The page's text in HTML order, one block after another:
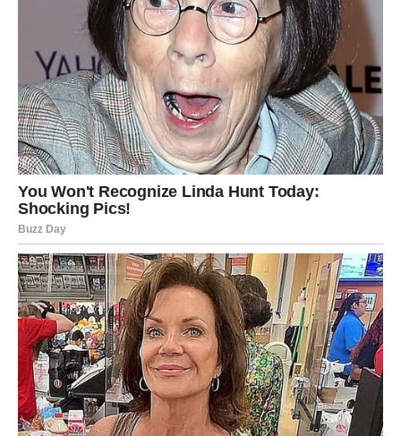
gubitak moći.
Mnoge Škorpije će se boriti protiv ovog osećaja.
Pokušaće da ga ignorišu, da ga racionalizuju, da ga
odgurnu. Ali sudbinski susreti se ne mogu izbeći. Što se
više opiru, to će jače osećati privlačnost.
Ova osoba može promeniti Škorpijin pogled na ljubav, ali i
na život. Može ih inspirisati da naprave korake koje
nikada ne bi napravili. Da oproste. Da rizikuju. Da veruju.
Za neke Škorpije ovo će biti ljubav života. Za druge –
osoba koja ih budi iz dugog emocionalnog sna. Ali za sve
– biće to susret koji briše staru verziju njih samih.
Posle toga više nikada neće biti isti.
JARAC – LJUBAV KOJA TOPI